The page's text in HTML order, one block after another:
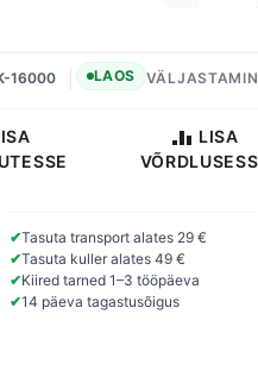
16000 LAOS
LISA
✔Tasuta transport alates 29 €
✔Tasuta kuller alates 49 €
✔Kiired tarned 1–3 tööpäeva
✔14 päeva tagastusõigus